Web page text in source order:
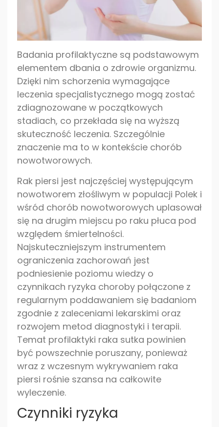
Badania profilaktyczne są podstawowym
elementem dbania o zdrowie organizmu.
Dzięki nim schorzenia wymagające
leczenia specjalistycznego mogą zostać
zdiagnozowane w początkowych
stadiach, co przekłada się na wyższą
skuteczność leczenia. Szczególnie
znaczenie ma to w kontekście chorób
nowotworowych.
Rak piersi jest najczęściej występującym
nowotworem złośliwym w populacji Polek i
wśród chorób nowotworowych uplasował
się na drugim miejscu po raku płuca pod
względem śmiertelności.
Najskuteczniejszym instrumentem
ograniczenia zachorowań jest
podniesienie poziomu wiedzy o
czynnikach ryzyka choroby połączone z
regularnym poddawaniem się badaniom
zgodnie z zaleceniami lekarskimi oraz
rozwojem metod diagnostyki i terapii.
Temat profilaktyki raka sutka powinien
być powszechnie poruszany, ponieważ
wraz z wczesnym wykrywaniem raka
piersi rośnie szansa na całkowite
wyleczenie.
Czynniki ryzyka